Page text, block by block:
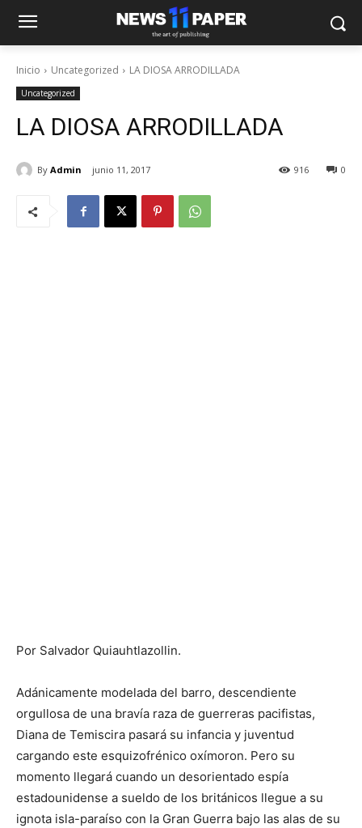
Inicio Uncategorized LA DIOSA ARRODILLADA
Uncategorized
LA DIOSA ARRODILLADA
By Admin junio 11, 2017 0
916
Por Salvador Quiauhtlazollin.
Adánicamente modelada del barro, descendiente
orgullosa de una bravía raza de guerreras pacifistas,
Diana de Temiscira pasará su infancia y juventud
cargando este esquizofrénico oxímoron. Pero su
momento llegará cuando un desorientado espía
estadounidense a sueldo de los británicos llegue a su
ignota isla-paraíso con la Gran Guerra bajo las alas de su